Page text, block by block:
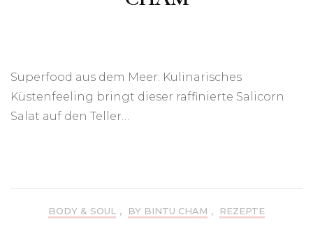
Superfood aus dem Meer: Kulinarisches
Küstenfeeling bringt dieser raffinierte Salicorn
Salat auf den Teller…
BODY & SOUL , BY BINTU CHAM , REZEPTE